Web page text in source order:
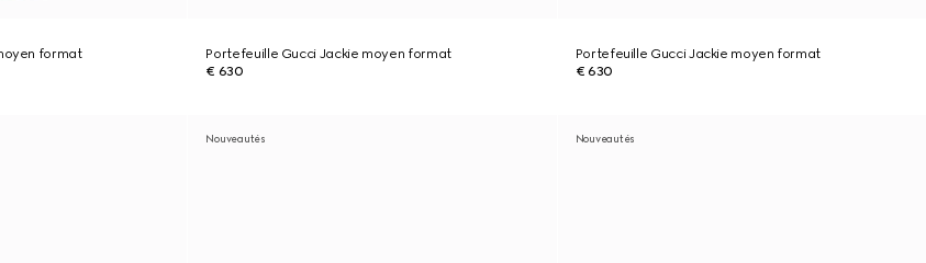
format
Portefeuille Gucci Jackie moyen format
€ 630
Portefeuille Gucci Jackie moyen format
€ 630
Nouveautés Nouveautés